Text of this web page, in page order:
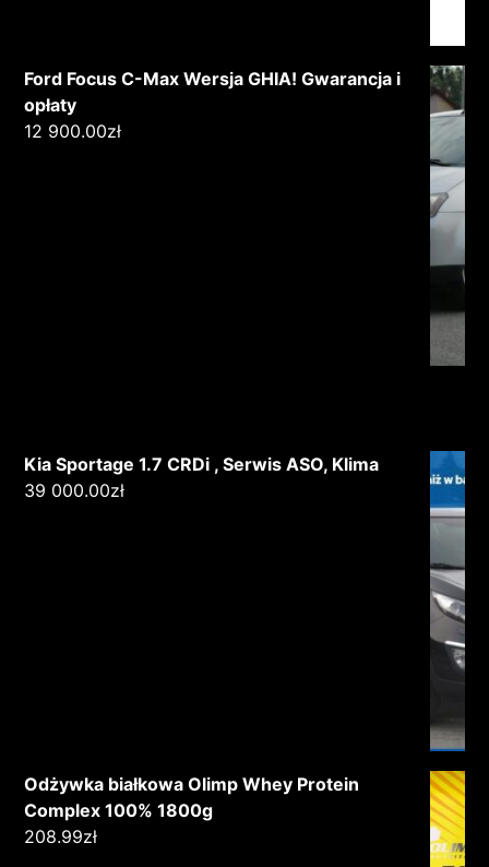
Ford Focus C-Max Wersja GHIA! Gwarancja i
opłaty
12 900.00zł
Kia Sportage 1.7 CRDi , Serwis ASO, Klima
39 000.00zł
Odżywka białkowa Olimp Whey Protein
Complex 100% 1800g
208.99zł